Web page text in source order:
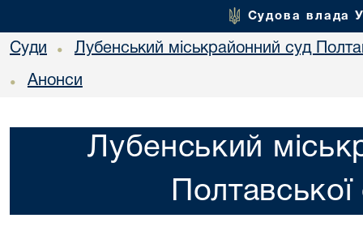
Судова влада
Суди • Лубенський міськрайонний суд
• Анонси
Лубенський
Полтавської